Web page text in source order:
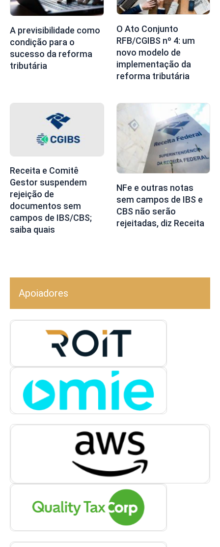
A previsibilidade como
condição para o
sucesso da reforma
tributária
O Ato Conjunto
RFB/CGIBS nº 4: um
novo modelo de
implementação da
reforma tributária
Receita e Comitê
Gestor suspendem
rejeição de
documentos sem
campos de IBS/CBS;
saiba quais
NFe e outras notas
sem campos de IBS e
CBS não serão
rejeitadas, diz Receita
Apoiadores